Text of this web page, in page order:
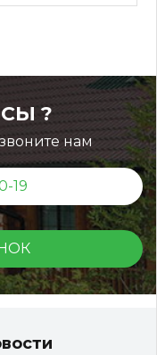
?
нам
19